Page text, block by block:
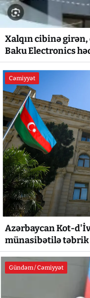
Xalqın cibinə girən,
Baku Electronics
Cəmiyyət
Azərbaycan Kot-
münasibətilə təbrik
Gündəm / Cəmiyyət